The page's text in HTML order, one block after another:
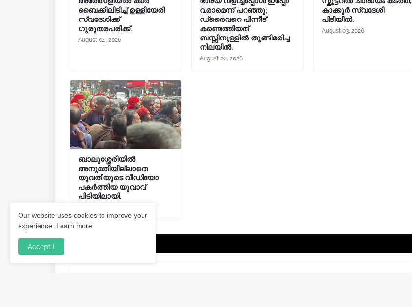
ബൈക്കിലിടിച്ച് ഉള്ളിയേരി
സ്വദേശിക്ക്
ഗുരുതരപരിക്ക്.
August 04, 2026
വരാമെന്ന് പറഞ്ഞു;
ഡ്രൈവറെ പിന്നീട്
കണ്ടെത്തിയത്
ബസ്സിനുള്ളില്‍ തൂങ്ങിമരിച്ച
നിലയിൽ.
August 04, 2026
കാക്കൂർ സ്വദേശി
പിടിയിൽ.
August 03, 2026
ബാലുശ്ശേരിയിൽ
അനുമതിയില്ലാതെ
യുവതിയുടെ വീഡിയോ
പകർത്തിയ യുവാവ്
പിടിയിലായി.
Our website uses cookies to improve your
experience. Learn more
Accept !